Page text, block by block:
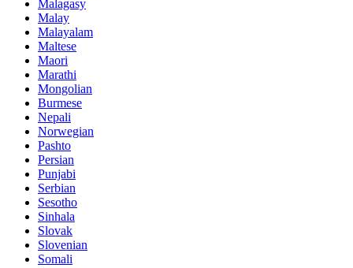
Malagasy
Malay
Malayalam
Maltese
Maori
Marathi
Mongolian
Burmese
Nepali
Norwegian
Pashto
Persian
Punjabi
Serbian
Sesotho
Sinhala
Slovak
Slovenian
Somali